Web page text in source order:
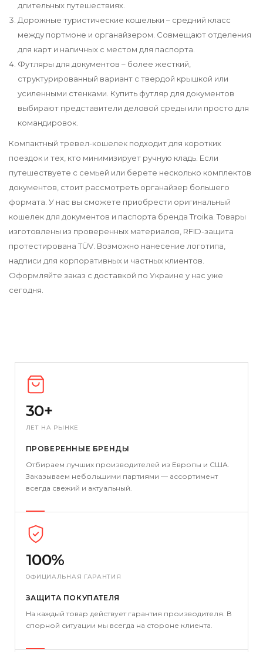
длительных путешествиях.
Дорожные туристические кошельки – средний класс
между портмоне и органайзером. Совмещают отделения
для карт и наличных с местом для паспорта.
Футляры для документов – более жесткий,
структурированный вариант с твердой крышкой или
усиленными стенками. Купить футляр для документов
выбирают представители деловой среды или просто для
командировок.
Компактный тревел-кошелек подходит для коротких
поездок и тех, кто минимизирует ручную кладь. Если
путешествуете с семьей или берете несколько комплектов
документов, стоит рассмотреть органайзер большего
формата. У нас вы сможете приобрести оригинальный
кошелек для документов и паспорта бренда Troika. Товары
изготовлены из проверенных материалов, RFID-защита
протестирована TÜV. Возможно нанесение логотипа,
надписи для корпоративных и частных клиентов.
Оформляйте заказ с доставкой по Украине у нас уже
сегодня.
30+
ЛЕТ НА РЫНКЕ
ПРОВЕРЕННЫЕ БРЕНДЫ
Отбираем лучших производителей из Европы и США.
Заказываем небольшими партиями — ассортимент
всегда свежий и актуальный.
100%
ОФИЦИАЛЬНАЯ ГАРАНТИЯ
ЗАЩИТА ПОКУПАТЕЛЯ
На каждый товар действует гарантия производителя. В
спорной ситуации мы всегда на стороне клиента.